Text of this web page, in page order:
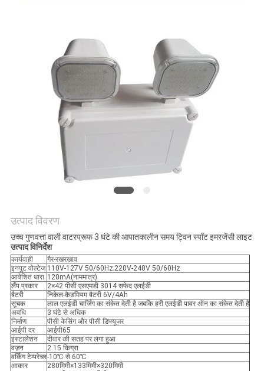
उत्पाद विवरण
उच्च गुणवत्ता वाली वाटरप्रूफ 3 घंटे की आपातकालीन समय ट्विन स्पॉट इमरजेंसी लाइट
उत्पाद विनिर्देश
कार्यवाही
गैर-रखरखाव
इनपुट वोल्टेज 110V-127V 50/60Hz;220V-240V 50/60Hz
आवेशित धारा 120mA(नाममात्र)
लैंप प्रकार
2×42 पीसी एसएमडी 3014 सफेद एलईडी
बैटरी
निकेल-कैडमियम बैटरी 6V/4Ah
सूचक
लाल एलईडी चार्जिंग का संकेत देती है जबकि हरी एलईडी पावर ऑन का संकेत देती है
अवधि
3 घंटे से अधिक
निर्माण
पीसी केसिंग और पीसी डिफ्यूज़र
आईपी ​​दर
आईपी65
इंस्टालेशन
दीवार की सतह पर लगा हुआ
वज़न
2.15 किग्रा
वर्किंग टेम्परेचर-10℃ से 60℃
आकार
280मिमी×133मिमी×320मिमी